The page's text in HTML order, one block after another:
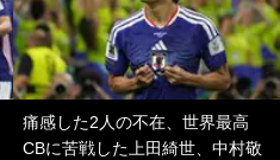
痛感した2人の不在、世界最高
CBに苦戦した上田綺世、中村敬